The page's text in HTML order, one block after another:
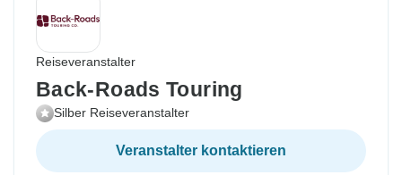
Reiseveranstalter
Back-Roads Touring
Silber Reiseveranstalter
Veranstalter kontaktieren